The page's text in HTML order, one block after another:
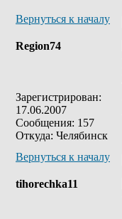
Вернуться к началу
Region74
Зарегистрирован:
17.06.2007
Сообщения: 157
Откуда: Челябинск
Вернуться к началу
tihorechka11